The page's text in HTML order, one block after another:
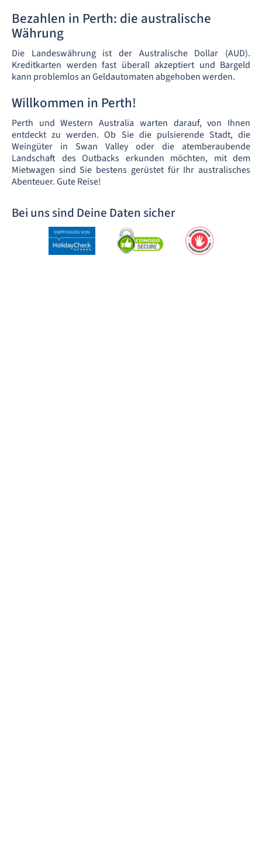
Bezahlen in Perth: die australische
Währung
Die Landeswährung ist der Australische Dollar (AUD).
Kreditkarten werden fast überall akzeptiert und Bargeld
kann problemlos an Geldautomaten abgehoben werden.
Willkommen in Perth!
Perth und Western Australia warten darauf, von Ihnen
entdeckt zu werden. Ob Sie die pulsierende Stadt, die
Weingüter in Swan Valley oder die atemberaubende
Landschaft des Outbacks erkunden möchten, mit dem
Mietwagen sind Sie bestens gerüstet für Ihr australisches
Abenteuer. Gute Reise!
Bei uns sind Deine Daten sicher